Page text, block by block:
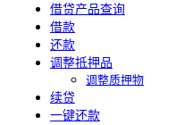
借贷产品查询
借款
还款
调整抵押品
调整质押物
续贷
一键还款